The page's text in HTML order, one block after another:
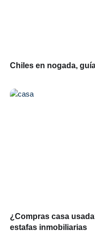
Chiles en nogada,
¿Compras casa
estafas inmobiliarias